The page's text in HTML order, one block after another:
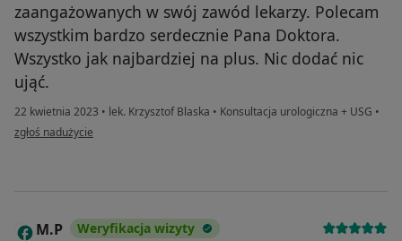
zaangażowanych w swój zawód lekarzy. Polecam
wszystkim bardzo serdecznie Pana Doktora.
Wszystko jak najbardziej na plus. Nic dodać nic
ująć.
22 kwietnia 2023 • lek. Krzysztof Blaska • Konsultacja urologiczna + USG •
w opinii użytkownika M.K.
zgłoś nadużycie
M M.P Weryfikacja wizyty